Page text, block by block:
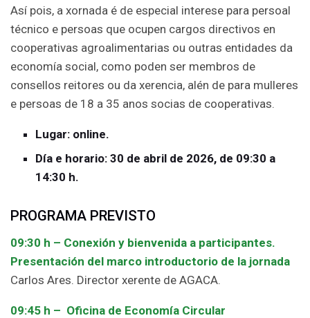
Así pois, a xornada é de especial interese para persoal
técnico e persoas que ocupen cargos directivos en
cooperativas agroalimentarias ou outras entidades da
economía social, como poden ser membros de
consellos reitores ou da xerencia, alén de para mulleres
e persoas de 18 a 35 anos socias de cooperativas.
Lugar: online.
Día e horario: 30 de abril de 2026, de 09:30 a
14:30 h.
PROGRAMA PREVISTO
09:30 h – Conexión y bienvenida a participantes.
Presentación del marco introductorio de la jornada
Carlos Ares. Director xerente de AGACA.
09:45 h – Oficina de Economía Circular